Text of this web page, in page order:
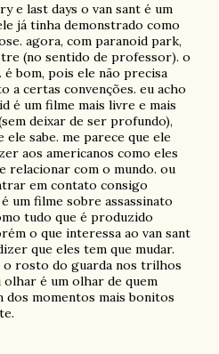
e last days o van sant é um
já tinha demonstrado como
agora, com paranoid park,
(no sentido de professor). o
bom, pois ele não precisa
a certas convenções. eu acho
é um filme mais livre e mais
deixar de ser profundo),
ele sabe. me parece que ele
aos americanos como eles
relacionar com o mundo. ou
em contato consigo
um filme sobre assassinato
tudo que é produzido
o que interessa ao van sant
que eles tem que mudar.
o rosto do guarda nos trilhos
olhar é um olhar de quem
dos momentos mais bonitos